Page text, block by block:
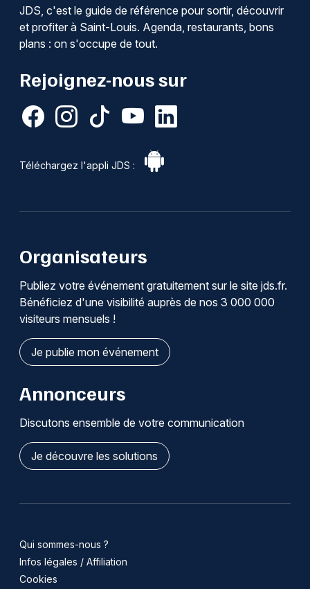
Newsletter des sorties
Actus à Saint-Louis
Restaurants
JDS, c'est le guide de référence pour sortir, découvrir
et profiter à Saint-Louis. Agenda, restaurants, bons
plans : on s'occupe de tout.
Rejoignez-nous sur
Téléchargez l'appli JDS :
Organisateurs
Publiez votre événement gratuitement sur le site jds.fr.
Bénéficiez d'une visibilité auprès de nos 3 000 000
visiteurs mensuels !
Je publie mon événement
Annonceurs
Discutons ensemble de votre communication
Je découvre les solutions
Qui sommes-nous ?
Infos légales / Affiliation
Cookies